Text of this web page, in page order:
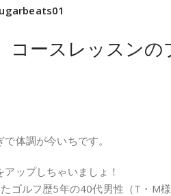
コースレッスン
体調が今いちです。
ップしちゃいましょ！
ゴルフ歴5年の40代男性（T・M様